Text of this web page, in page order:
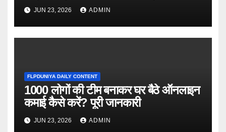
JUN 23, 2026 ADMIN
FLPDUNIYA DAILY CONTENT
1000 लोगों की टीम बनाकर घर बैठे ऑनलाइन
कमाई कैसे करें? पूरी जानकारी
JUN 23, 2026 ADMIN